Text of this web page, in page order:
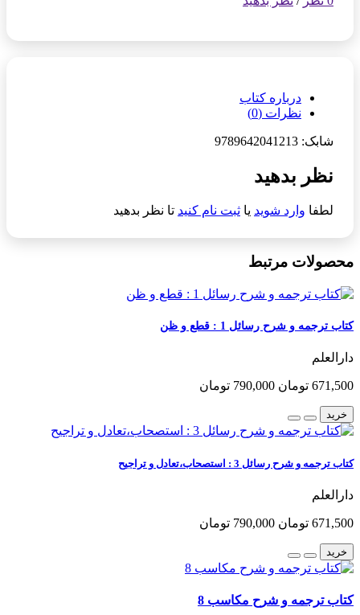
درباره کتاب
نظرات (0)
شابک: 9789642041213
نظر بدهید
لطفا وارد شوید یا ثبت نام کنید تا نظر بدهید
محصولات مرتبط
کتاب ترجمه و شرح رسائل 1 : قطع و ظن
دارالعلم
671,500 تومان 790,000 تومان
خرید
کتاب ترجمه و شرح رسائل 3 : استصحاب،تعادل و تراجیح
دارالعلم
671,500 تومان 790,000 تومان
خرید
کتاب ترجمه و شرح مکاسب 8